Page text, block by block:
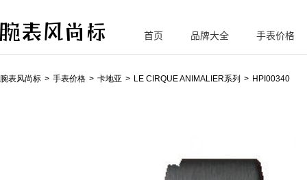
腕
首页 品牌大全 手表价格
腕表风尚标 手表价格 卡地亚 LE CIRQUE ANIMALIER系列 HPI00340